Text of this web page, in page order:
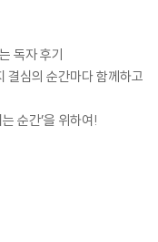
의 수업을 들어도 ‘공부
남도 시골마을에서 자랐
’ 하나로 원하는 대학 모두
다.” _나나랜드 님
았다.” _싱클레어 님
독자 후기
결심의 순간마다 함께하고
순간’을 위하여!